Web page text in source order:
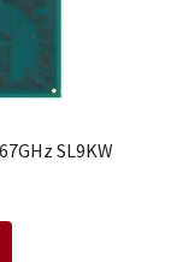
SL9KW